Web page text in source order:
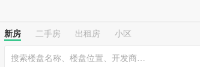
新房 二手房 出租房
小区